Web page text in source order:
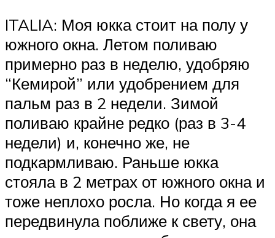
ITALIA: Моя юкка стоит на полу у
южного окна. Летом поливаю
примерно раз в неделю, удобряю
“Кемирой” или удобрением для
пальм раз в 2 недели. Зимой
поливаю крайне редко (раз в 3-4
недели) и, конечно же, не
подкармливаю. Раньше юкка
стояла в 2 метрах от южного окна и
тоже неплохо росла. Но когда я ее
передвинула поближе к свету, она